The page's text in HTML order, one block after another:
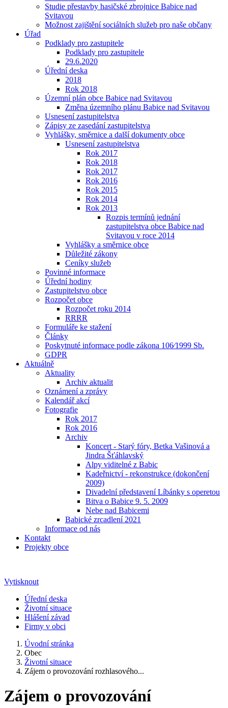
Studie přestavby hasičské zbrojnice Babice nad
Svitavou
Možnost zajištění sociálních služeb pro naše občany
Úřad
Podklady pro zastupitele
Podklady pro zastupitele
29.6.2020
Úřední deska
2018
Rok 2018
Územní plán obce Babice nad Svitavou
Změna územního plánu Babice nad Svitavou
Usnesení zastupitelstva
Zápisy ze zasedání zastupitelstva
Vyhlášky, směrnice a další dokumenty obce
Usnesení zastupitelstva
Rok 2017
Rok 2018
Rok 2017
Rok 2016
Rok 2015
Rok 2014
Rok 2013
Rozpis termínů jednání
zastupitelstva obce Babice nad
Svitavou v roce 2014
Vyhlášky a směrnice obce
Důležité zákony
Ceníky služeb
Povinné informace
Úřední hodiny
Zastupitelstvo obce
Rozpočet obce
Rozpočet roku 2014
RRRR
Formuláře ke stažení
Články
Poskytnuté informace podle zákona 106⁄1999 Sb.
GDPR
Aktuálně
Aktuality
Archiv aktualit
Oznámení a zprávy
Kalendář akcí
Fotografie
Rok 2017
Rok 2016
Archiv
Koncert - Starý fóry, Betka Vašinová a
Jindra Šťáhlavský
Alpy viditelné z Babic
Kadeřnictví - rekonstrukce (dokončení
2009)
Divadelní představení Líbánky s operetou
Bitva o Babice 9. 5. 2009
Nebe nad Babicemi
Babické zrcadlení 2021
Informace od nás
Kontakt
Projekty obce
Vytisknout
Úřední deska
Životní situace
Hlášení závad
Firmy v obci
Úvodní stránka
Obec
Životní situace
Zájem o provozování rozhlasového...
Zájem o provozování